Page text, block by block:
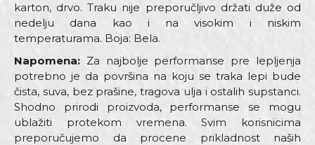
karton, drvo. Traku nije preporučljivo držati duže od
nedelju dana kao i na visokim i niskim
temperaturama. Boja: Bela.
Napomena: Za najbolje performanse pre lepljenja
potrebno je da površina na koju se traka lepi bude
čista, suva, bez prašine, tragova ulja i ostalih supstanci.
Shodno prirodi proizvoda, performanse se mogu
ublažiti protekom vremena. Svim korisnicima
preporučujemo da procene prikladnost naših